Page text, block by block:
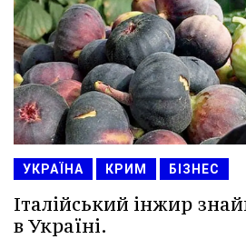
УКРАЇНА КРИМ БІЗНЕС
Італійський інжир
в Україні.